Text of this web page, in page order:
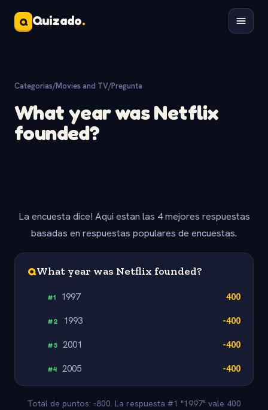
Q Quizado.
Categorias/Movies and TV/Pregunta
What year was Netflix
founded?
La encuesta dice! Aqui estan las 4 mejores respuestas
basadas en respuestas populares de encuestas.
QWhat year was Netflix founded?
#1 1997 400
#2 1993 -400
#3 2001 -400
#4 2005 -400
Total de puntos: -800. La respuesta #1 "1997" vale 400